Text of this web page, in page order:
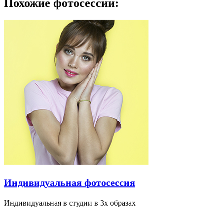
Похожие фотосессии:
Индивидуальная фотосессия
Индивидуальная в студии в 3х образах